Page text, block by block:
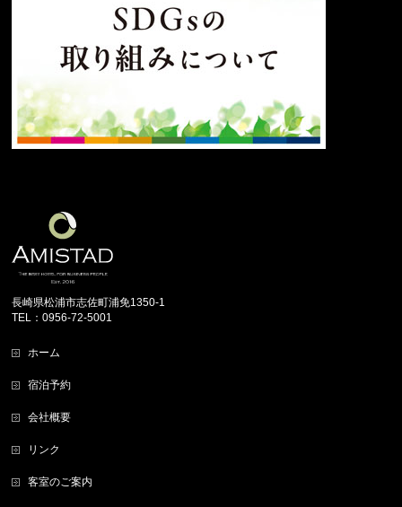
長崎県松浦市志佐町浦免1350-1
TEL：0956-72-5001
ホーム
宿泊予約
会社概要
リンク
客室のご案内